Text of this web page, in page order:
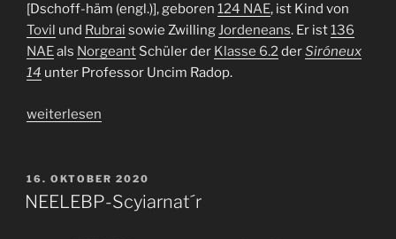
[Dschoff-häm (engl.)], geboren 124 NAE, ist Kind von
Tovil und Rubrai sowie ZwillingJordeneans. Er ist136
NAEals Norgeant Schüler der Klasse 6.2 derSiróneux
14 unter Professor Uncim Radop.
„Joffham
weiterlesen
VERÖFFENTLICHT
AM
16. OKTOBER 2020
NEELEBP-Scyiarnat´r